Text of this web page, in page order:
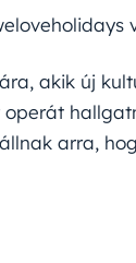
akik új
arra,